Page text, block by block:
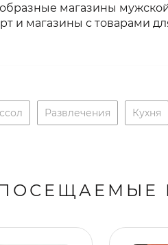
магазины
и магазины с товарами
Развлечения Кухня